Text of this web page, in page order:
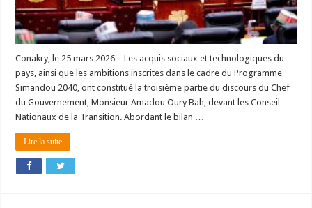
Conakry, le 25 mars 2026 – Les acquis sociaux et technologiques du
pays, ainsi que les ambitions inscrites dans le cadre du Programme
Simandou 2040, ont constitué la troisième partie du discours du Chef
du Gouvernement, Monsieur Amadou Oury Bah, devant les Conseil
Nationaux de la Transition. Abordant le bilan …
Lire la suite